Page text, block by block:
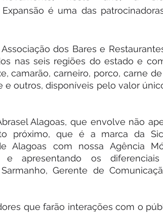
Expansão é uma das
dos Bares e
nas seis regiões do estado e
camarão, carneiro, porco, carne
e outros, disponíveis pelo valor
Alagoas, que envolve não
próximo, que é a marca da
Alagoas com nossa Agência
apresentando os
Gerente de
que farão interações com o